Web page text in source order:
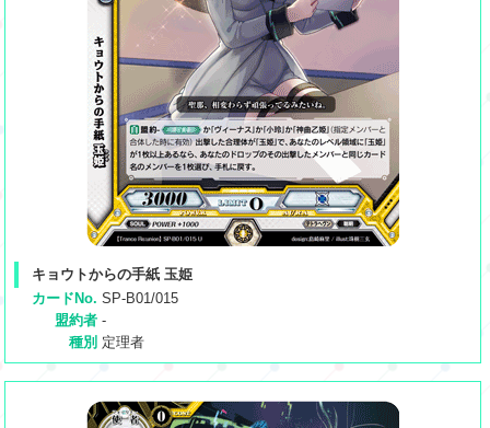
キョウトからの手紙 玉姫
カードNo. SP-B01/015
盟約者 -
種別 定理者